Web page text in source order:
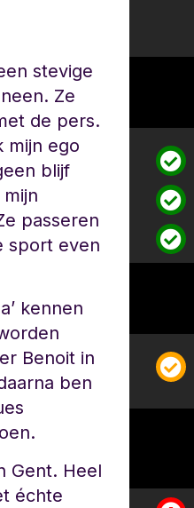
stevige
Ze
de pers.
mijn ego
blijf
passeren
sport even
kennen
Benoit in
ben
Gent. Heel
échte